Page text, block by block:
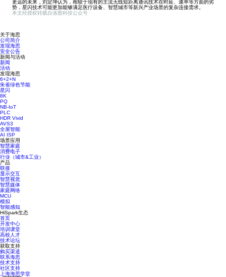
更远的未来，刘定坤认为，相较于现有的主流无线短距离通讯技术在时延、速率等方面的劣
势，星闪技术可能更加能够满足医疗设备、智慧城市等新兴产业场景的复杂连接需求。
本文经授权转载自洛图科技公众号
关于海思
公司简介
发现海思
安全公告
新闻与活动
新闻
活动
发现海思
6+2+N
朱雀绿色节能
星闪
8K
PQ
NB-IoT
PLC
HDR Vivid
AVS3
全屋智能
AI ISP
场景应用
智慧家庭
消费电子
行业（城市&工业）
产品
联接
显示交互
智慧视觉
智慧媒体
家庭网络
MCU
模拟
智能感知
HiSpark生态
首页
开发中心
培训课堂
高校人才
技术论坛
获取支持
购买渠道
联系海思
技术支持
社区支持
上海海思学堂